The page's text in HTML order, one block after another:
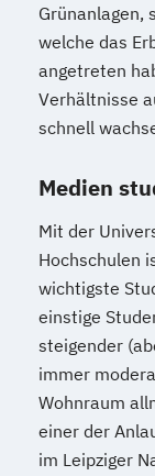
Grünanlagen,
welche das
angetreten
Verhältnisse
schnell
Medien
Mit der
Hochschulen
wichtigste
einstige
steigender
immer
Wohnraum
einer der
im Leipziger